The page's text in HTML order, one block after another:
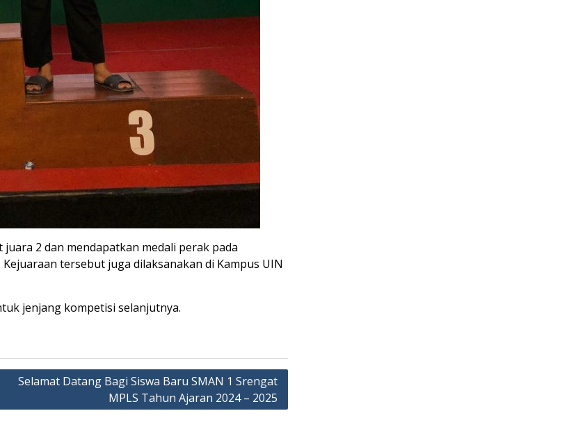
2 dan mendapatkan medali perak pada
Kejuaraan tersebut juga dilaksanakan di Kampus UIN
jenjang kompetisi selanjutnya.
Selamat Datang Bagi Siswa Baru SMAN 1 Srengat
MPLS Tahun Ajaran 2024 – 2025